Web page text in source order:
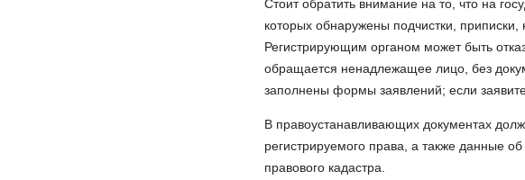
Стоит обратить внимание на то, что на
которых обнаружены подчистки,
Регистрирующим органом может быть
обращается ненадлежащее лицо, без
заполнены формы заявлений; если
В правоустанавливающих документах
регистрируемого права, а также данные
правового кадастра.